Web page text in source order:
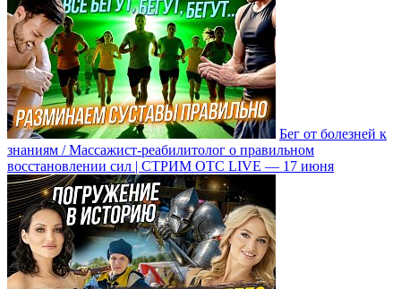
Бег от болезней к
знаниям / Массажист-реабилитолог о правильном
восстановлении сил | СТРИМ ОТС LIVE — 17 июня